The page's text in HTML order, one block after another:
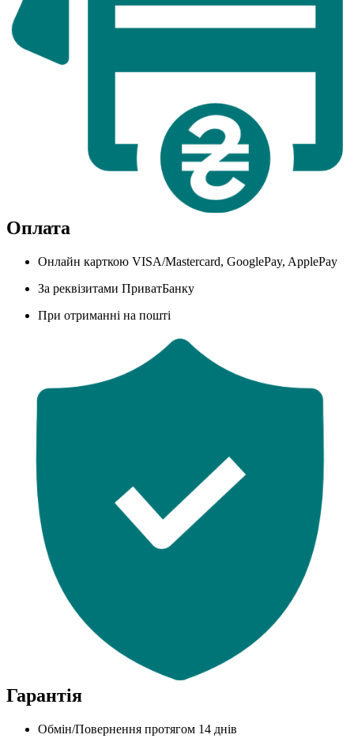
Оплата
Онлайн карткою VISA/Mastercard, GooglePay, ApplePay
За реквізитами ПриватБанку
При отриманні на пошті
Гарантія
Обмін/Повернення протягом 14 днів